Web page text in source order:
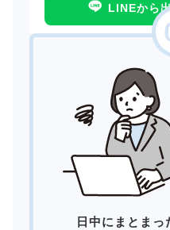
LINEから
日中にまとまっ